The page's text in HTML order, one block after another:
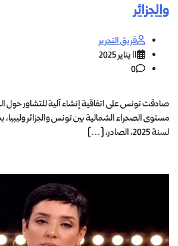
والجزائر
فريق التحرير
11 يناير 2025
0
صادقت تونس على اتفاقية إنشاء آلية للتشاور حول
لسنة 2025، الصادر، […]